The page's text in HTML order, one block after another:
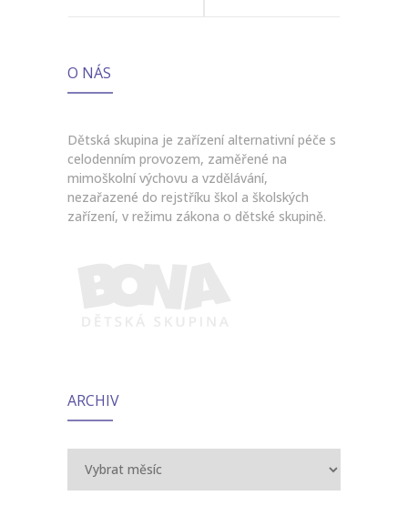
O NÁS
Dětská skupina je zařízení alternativní péče s
celodenním provozem, zaměřené na
mimoškolní výchovu a vzdělávání,
nezařazené do rejstříku škol a školských
zařízení, v režimu zákona o dětské skupině.
ARCHIV